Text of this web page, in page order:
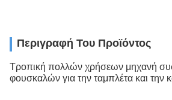
Περιγραφή Του Προϊόντος
Τροπική πολλών χρήσεων μηχανή
φουσκαλών για την ταμπλέτα και την